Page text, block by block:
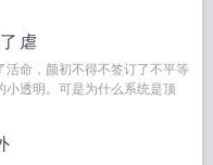
虐
活命，颜初不得不签订了不平等
小透明。可是为什么系统是顶